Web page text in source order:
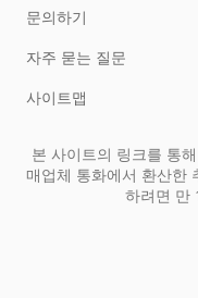
문의하기
자주 묻는 질문
사이트맵
본 사이트의 링크를 통
매업체 통화에서 환산한
하려면 만